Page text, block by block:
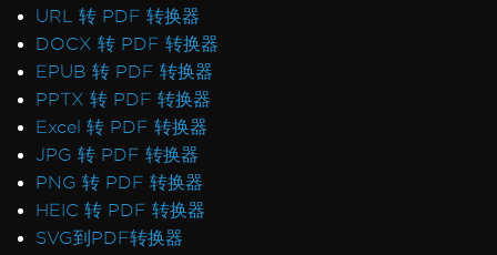
URL 转 PDF 转换器
DOCX 转 PDF 转换器
EPUB 转 PDF 转换器
PPTX 转 PDF 转换器
Excel 转 PDF 转换器
JPG 转 PDF 转换器
PNG 转 PDF 转换器
HEIC 转 PDF 转换器
SVG到PDF转换器